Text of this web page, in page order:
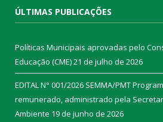
ÚLTIMAS PUBLICAÇÕES
Políticas Municipais aprovadas pelo
Educação (CME)21 de julho de 2026
EDITAL N° 001/2026 SEMMA/PMT
remunerado, administrado pela
Ambiente 19 de junho de 2026